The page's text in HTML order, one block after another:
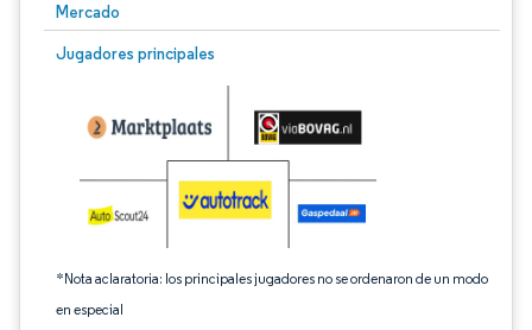
Mercado
Jugadores principales
*Nota aclaratoria: los principales jugadores no se ordenaron de un modo
en especial
Imagen © Mordor Intelligence. El uso requiere atribución según CC BY 4.0.